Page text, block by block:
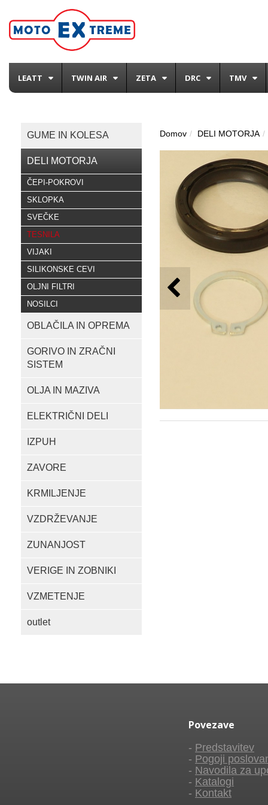
LEATT TWIN AIR ZETA DRC TMV
GUME IN KOLESA
DELI MOTORJA
ČEPI-POKROVI
SKLOPKA
SVEČKE
TESNILA
VIJAKI
SILIKONSKE CEVI
OLJNI FILTRI
NOSILCI
OBLAČILA IN OPREMA
GORIVO IN ZRAČNI
SISTEM
OLJA IN MAZIVA
ELEKTRIČNI DELI
IZPUH
ZAVORE
KRMILJENJE
VZDRŽEVANJE
ZUNANJOST
VERIGE IN ZOBNIKI
VZMETENJE
outlet
Domov DELI MOTORJA
Povezave
- Predstavitev
- Pogoji
- Navodila za
- Katalogi
- Kontakt